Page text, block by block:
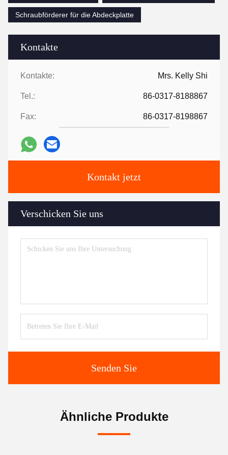
Kontakte
Kontakte: Mrs. Kelly Shi
Tel.: 86-0317-8188867
Fax: 86-0317-8198867
Kontakt jetzt
Verschicken Sie uns
Senden Sie
Schraubförderer für die Abdeckplatte
Ähnliche Produkte